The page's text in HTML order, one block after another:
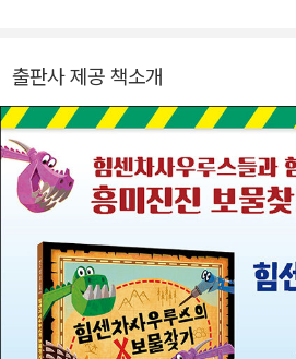
출판사 제공 책소개